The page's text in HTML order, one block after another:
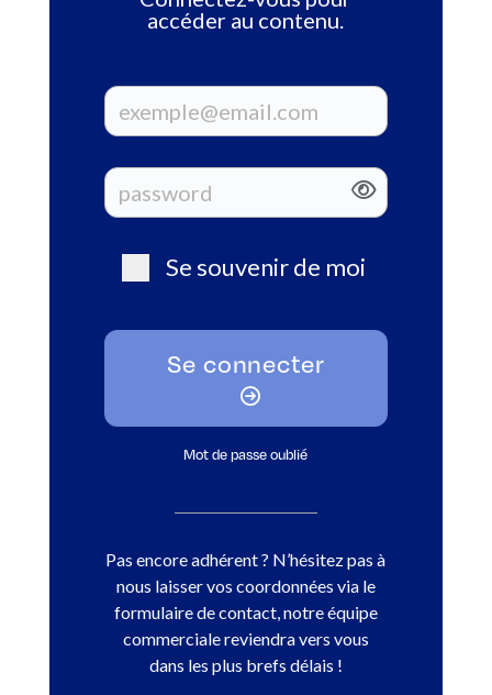
accéder au contenu.
Se souvenir de moi
Mot de passe oublié
Pas encore adhérent ? N’hésitez pas à
nous laisser vos coordonnées via le
formulaire de contact, notre équipe
commerciale reviendra vers vous
dans les plus brefs délais !